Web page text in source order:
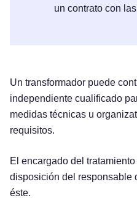
un contrato con
Un transformador puede
independiente cualificado
medidas técnicas u
requisitos.
El encargado del
disposición del responsable
éste.